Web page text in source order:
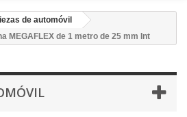
de automóvil
MEGAFLEX de 1 metro de 25 mm Int